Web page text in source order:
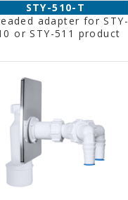
STY-510-T
adapter for STY-
or STY-511 product